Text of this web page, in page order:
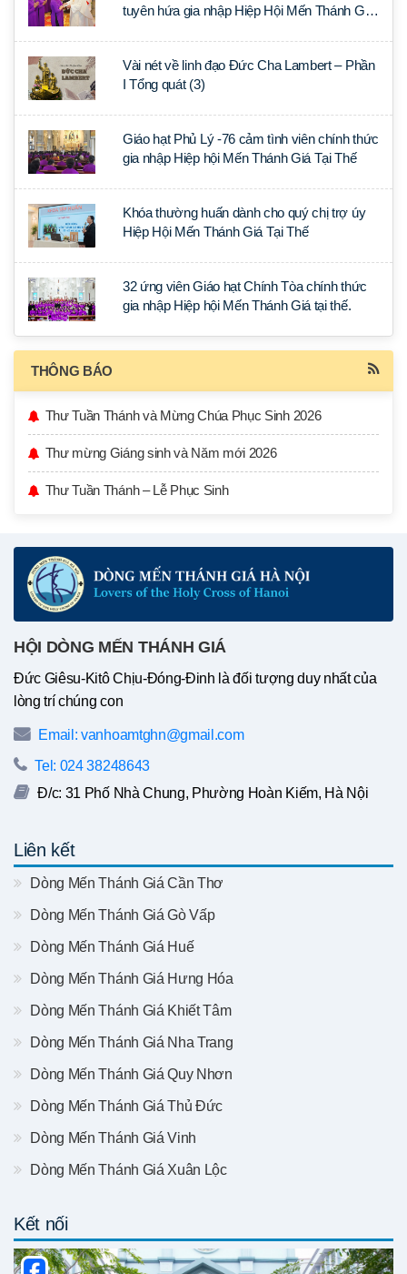
tuyên hứa gia nhập Hiệp Hội Mến Thánh Giá
Vài nét về linh đạo Đức Cha Lambert – Phần
I Tổng quát (3)
Giáo hạt Phủ Lý -76 cảm tình viên chính thức
gia nhập Hiệp hội Mến Thánh Giá Tại Thế
Khóa thường huấn dành cho quý chị trợ úy
Hiệp Hội Mến Thánh Giá Tại Thế
32 ứng viên Giáo hạt Chính Tòa chính thức
gia nhập Hiệp hội Mến Thánh Giá tại thế.
THÔNG BÁO
Thư Tuần Thánh và Mừng Chúa Phục Sinh 2026
Thư mừng Giáng sinh và Năm mới 2026
Thư Tuần Thánh – Lễ Phục Sinh
HỘI DÒNG MẾN THÁNH GIÁ
Đức Giêsu-Kitô Chịu-Đóng-Đinh là đối tượng duy nhất của
lòng trí chúng con
Email: vanhoamtghn@gmail.com
Tel: 024 38248643
Đ/c: 31 Phố Nhà Chung, Phường Hoàn Kiếm, Hà Nội
Liên kết
Dòng Mến Thánh Giá Cần Thơ
Dòng Mến Thánh Giá Gò Vấp
Dòng Mến Thánh Giá Huế
Dòng Mến Thánh Giá Hưng Hóa
Dòng Mến Thánh Giá Khiết Tâm
Dòng Mến Thánh Giá Nha Trang
Dòng Mến Thánh Giá Quy Nhơn
Dòng Mến Thánh Giá Thủ Đức
Dòng Mến Thánh Giá Vinh
Dòng Mến Thánh Giá Xuân Lộc
Kết nối